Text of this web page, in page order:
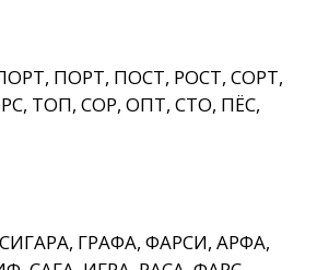
ПОРТ, ПОСТ, РОСТ, СОРТ,
ТОП, СОР, ОПТ, СТО, ПЁС,
ГРАФА, ФАРСИ, АРФА,